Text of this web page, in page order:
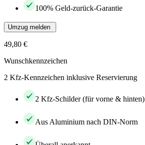
100% Geld-zurück-Garantie
Umzug melden
49,80 €
Wunschkennzeichen
2 Kfz-Kennzeichen inklusive Reservierung
2 Kfz-Schilder (für vorne & hinten)
Aus Aluminium nach DIN-Norm